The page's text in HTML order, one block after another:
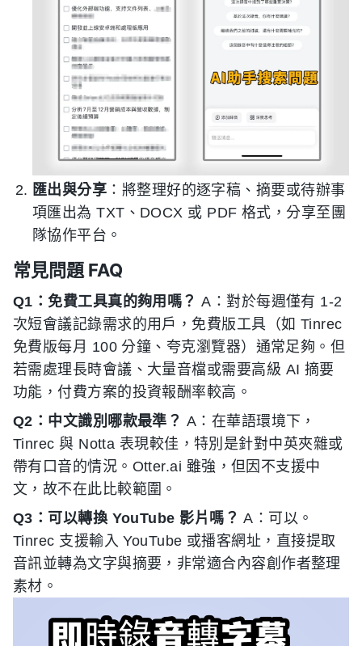
匯出與分享 ：將整理好的逐字稿、摘要或待辦事
項匯出為 TXT、DOCX 或 PDF 格式，分享至團
隊協作平台。
常見問題 FAQ
Q1：免費工具真的夠用嗎？ A：對於每週僅有 1-2
次短會議記錄需求的用戶，免費版工具（如 Tinrec
免費版每月 100 分鐘、夸克瀏覽器）通常足夠。但
若需處理長時會議、大量音檔或需要高級 AI 摘要
功能，付費方案的投資報酬率較高。
Q2：中文識別哪款最準？ A：在華語環境下，
Tinrec 與 Notta 表現較佳，特別是針對中英夾雜或
帶有口音的情況。Otter.ai 雖強，但因不支援中
文，故不在此比較範圍。
Q3：可以轉換 YouTube 影片嗎？ A：可以。
Tinrec 支援輸入 YouTube 或播客網址，直接提取
音訊並轉為文字與摘要，非常適合內容創作者整理
素材。